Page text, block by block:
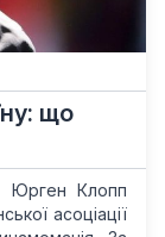
що
Юрген Клопп
асоціації